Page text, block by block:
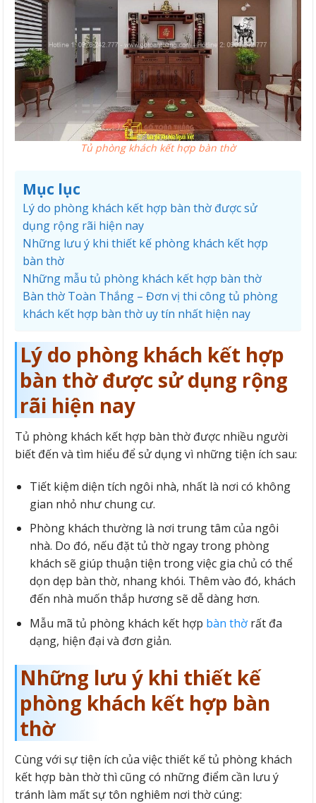
Tủ phòng khách kết hợp bàn thờ
Mục lục
Lý do phòng khách kết hợp bàn thờ được sử
dụng rộng rãi hiện nay
Những lưu ý khi thiết kế phòng khách kết hợp
bàn thờ
Những mẫu tủ phòng khách kết hợp bàn thờ
Bàn thờ Toàn Thắng – Đơn vị thi công tủ phòng
khách kết hợp bàn thờ uy tín nhất hiện nay
Lý do phòng khách kết hợp
bàn thờ được sử dụng rộng
rãi hiện nay
Tủ phòng khách kết hợp bàn thờ được nhiều người
biết đến và tìm hiểu để sử dụng vì những tiện ích sau:
Tiết kiệm diện tích ngôi nhà, nhất là nơi có không
gian nhỏ như chung cư.
Phòng khách thường là nơi trung tâm của ngôi
nhà. Do đó, nếu đặt tủ thờ ngay trong phòng
khách sẽ giúp thuận tiện trong việc gia chủ có thể
dọn dẹp bàn thờ, nhang khói. Thêm vào đó, khách
đến nhà muốn thắp hương sẽ dễ dàng hơn.
Mẫu mã tủ phòng khách kết hợp bàn thờrất đa
dạng, hiện đại và đơn giản.
Những lưu ý khi thiết kế
phòng khách kết hợp bàn
thờ
Cùng với sự tiện ích của việc thiết kế tủ phòng khách
kết hợp bàn thờ thì cũng có những điểm cần lưu ý
tránh làm mất sự tôn nghiêm nơi thờ cúng: